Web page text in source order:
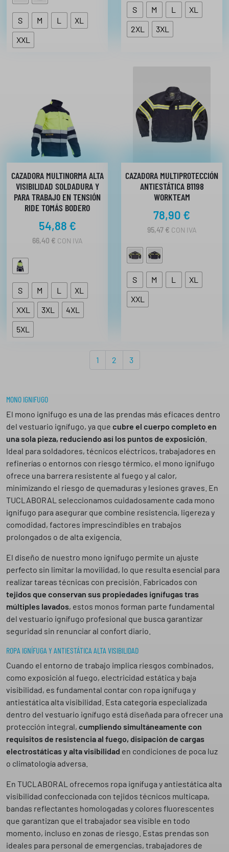
S M L
XL
XXL
S M L
XL
2XL
3XL
CAZADORA MULTINORMA ALTA
VISIBILIDAD SOLDADURA Y
PARA TRABAJO EN TENSIÓN
RIDE TOMÁS BODERO
54,88 €
66,40 € CON IVA
S M L
XL
XXL
3XL
4XL
5XL
CAZADORA MULTIPROTECCIÓN
ANTIESTÁTICA B1198
WORKTEAM
78,90 €
95,47 € CON IVA
S M L
XL
XXL
n
a
v
i
g
a
t
i
o
n
P
a
1
P
a
2
P
a
3
MONO IGNIFUGO
El mono ignifugo es una de las prendas más eficaces dentro
del vestuario ignífugo, ya que cubre el cuerpo completo en
una sola pieza, reduciendo así los puntos de exposición
Ideal para soldadores, técnicos eléctricos, trabajadores en
refinerías o entornos con riesgo térmico, el mono ignifugo
ofrece una barrera resistente al fuego y al calor,
minimizando el riesgo de quemaduras y lesiones graves. En
TUCLABORAL seleccionamos cuidadosamente cada mono
ignifugo para asegurar que combine resistencia, ligereza y
comodidad, factores imprescindibles en trabajos
prolongados o de alta exigencia.
El diseño de nuestro mono ignifugo permite un ajuste
perfecto sin limitar la movilidad, lo que resulta esencial para
realizar tareas técnicas con precisión. Fabricados con
tejidos que conservan sus propiedades ignífugas tras
múltiples lavados, estos monos forman parte fundamental
del vestuario ignífugo profesional que busca garantizar
seguridad sin renunciar al confort diario.
ROPA IGNÍFUGA Y ANTIESTÁTICA ALTA VISIBILIDAD
Cuando el entorno de trabajo implica riesgos combinados,
como exposición al fuego, electricidad estática y baja
visibilidad, es fundamental contar con ropa ignífuga y
antiestática alta visibilidad. Esta categoría especializada
dentro del vestuario ignífugo está diseñada para ofrecer una
protección integral, cumpliendo simultáneamente con
requisitos de resistencia al fuego, disipación de cargas
electrostáticas y alta visibilidad en condiciones de poca luz
o climatología adversa.
En TUCLABORAL ofrecemos ropa ignífuga y antiestática alta
visibilidad confeccionada con tejidos técnicos multicapa,
bandas reflectantes homologadas y colores fluorescentes
que garantizan que el trabajador sea visible en todo
momento, incluso en zonas de riesgo. Estas prendas son
ideales para personal de emergencias, trabajadores de